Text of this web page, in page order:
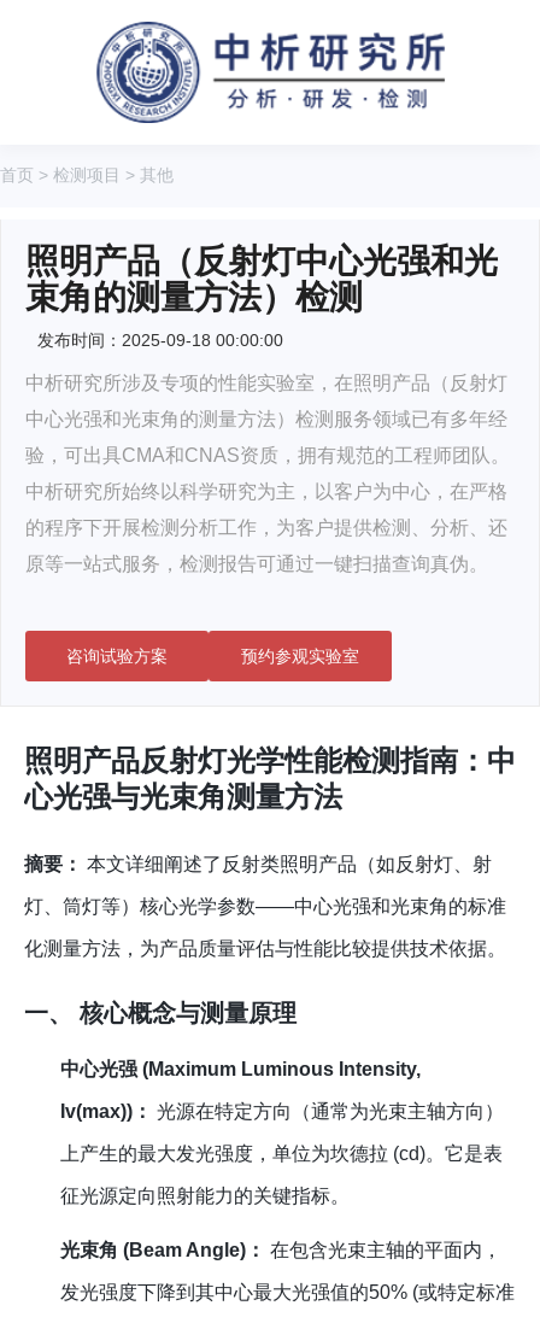
首页 > 检测项目 > 其他
照明产品（反射灯中心光强和光
束角的测量方法）检测
发布时间：2025-09-18 00:00:00
中析研究所涉及专项的性能实验室，在照明产品（反射灯
中心光强和光束角的测量方法）检测服务领域已有多年经
验，可出具CMA和CNAS资质，拥有规范的工程师团队。
中析研究所始终以科学研究为主，以客户为中心，在严格
的程序下开展检测分析工作，为客户提供检测、分析、还
原等一站式服务，检测报告可通过一键扫描查询真伪。
咨询试验方案 预约参观实验室
照明产品反射灯光学性能检测指南：中
心光强与光束角测量方法
摘要： 本文详细阐述了反射类照明产品（如反射灯、射
灯、筒灯等）核心光学参数——中心光强和光束角的标准
化测量方法，为产品质量评估与性能比较提供技术依据。
一、 核心概念与测量原理
中心光强 (Maximum Luminous Intensity,
Iv(max))： 光源在特定方向（通常为光束主轴方向）
上产生的最大发光强度，单位为坎德拉 (cd)。它是表
征光源定向照射能力的关键指标。
光束角 (Beam Angle)： 在包含光束主轴的平面内，
发光强度下降到其中心最大光强值的50% (或特定标准